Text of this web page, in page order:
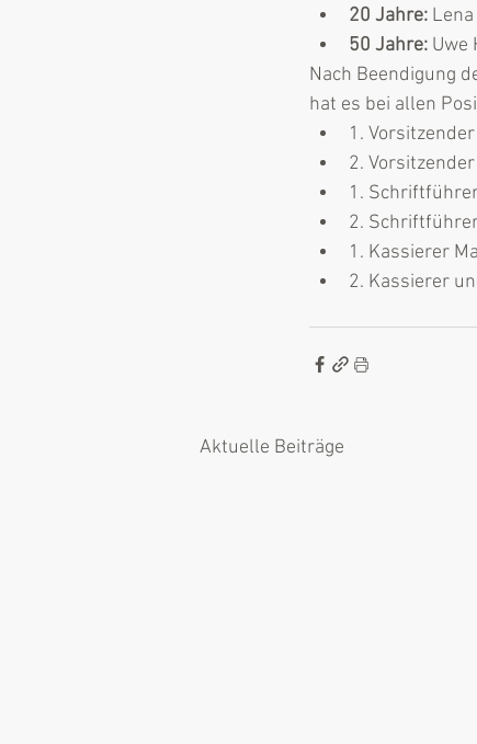
20 Jahre:
50 Jahre: Uwe
Nach Beendigung
hat es bei allen
1.
2.
1.
2.
1. Kassierer
2. Kassierer
Aktuelle Beiträge